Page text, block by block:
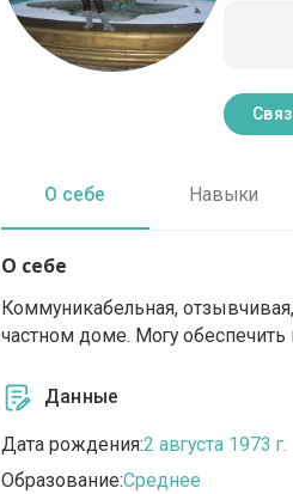
О себе Навыки
О себе
Коммуникабельная,
частном доме. Могу
Данные
Дата рождения:2 августа 1973 г.
Образование:Среднее